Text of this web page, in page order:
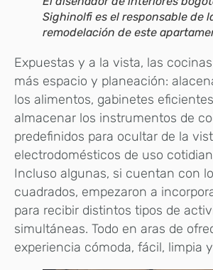
Sighinolfi es el responsable de
remodelación de este
Expuestas y a la vista, las
más espacio y planeación:
los alimentos, gabinetes
almacenar los instrumentos de
predefinidos para ocultar de la
electrodomésticos de uso
Incluso algunas, si cuentan con
cuadrados, empezaron a
para recibir distintos tipos de
simultáneas. Todo en aras de
experiencia cómoda, fácil, limpia